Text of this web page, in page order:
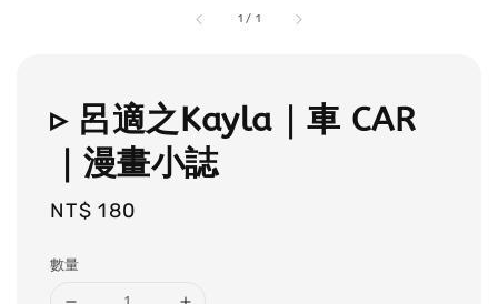
1 / 1
▹ 呂適之Kayla｜車 CAR
｜漫畫小誌
Regular
NT$ 180
數量